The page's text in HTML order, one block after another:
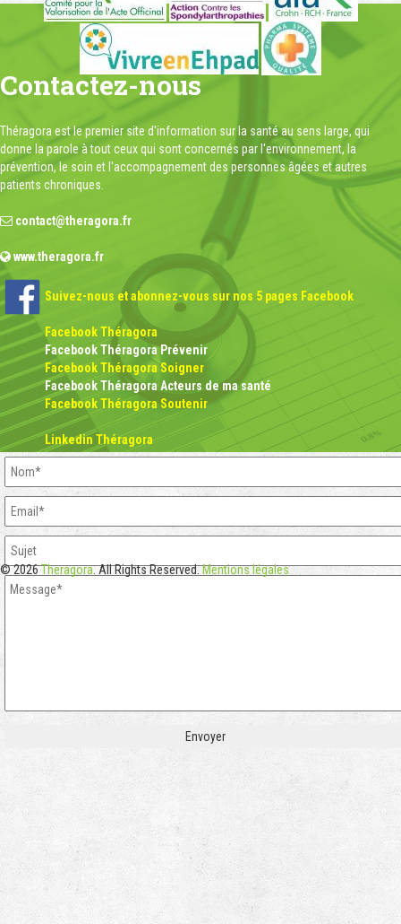
Contactez-nous
Théragora est le premier site d'information sur la santé au sens large, qui
donne la parole à tout ceux qui sont concernés par l'environnement, la
prévention, le soin et l'accompagnement des personnes âgées et autres
patients chroniques.
contact@theragora.fr
www.theragora.fr
Suivez-nous et abonnez-vous sur nos 5 pages Facebook
Facebook Théragora
Facebook Théragora Prévenir
Facebook Théragora Soigner
Facebook Théragora Acteurs de ma santé
Facebook Théragora Soutenir
Linkedin Théragora
© 2026Theragora. All Rights Reserved.Mentions légales